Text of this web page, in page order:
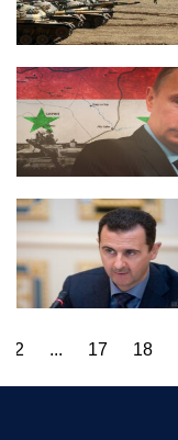
2 ... 17 18